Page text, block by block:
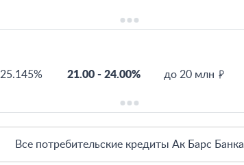
25.145% 21.00- 24.00% до 20 млн
Все потребительские кредиты Ак Барс Банка